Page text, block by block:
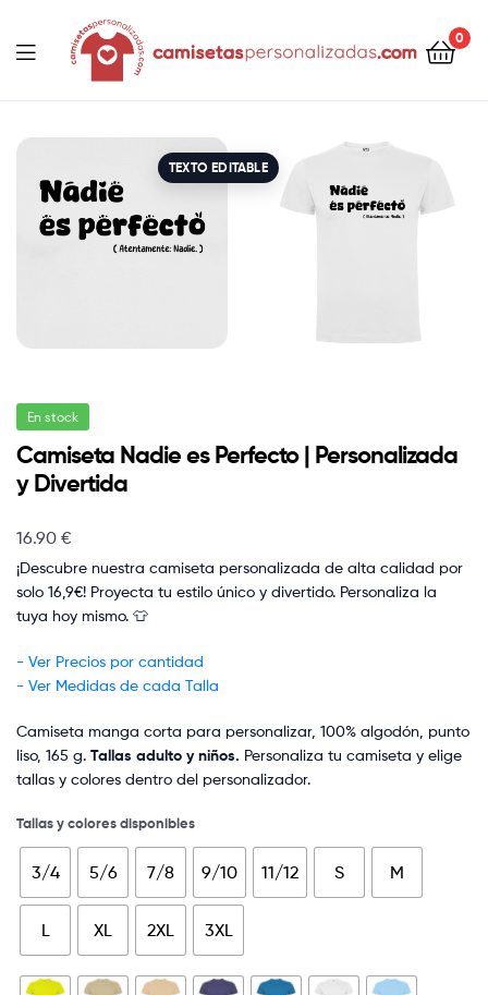
Camisetaspersonalizadas.com
0
TEXTO EDITABLE
En stock
Camiseta Nadie es Perfecto | Personalizada
y Divertida
16.90 €
¡Descubre nuestra camiseta personalizada de alta calidad por
solo 16,9€! Proyecta tu estilo único y divertido. Personaliza la
tuya hoy mismo. 👕
- Ver Precios por cantidad
- Ver Medidas de cada Talla
Camiseta manga corta para personalizar, 100% algodón, punto
liso, 165 g. Tallas adulto y niños. Personaliza tu camiseta y elige
tallas y colores dentro del personalizador.
Tallas y colores disponibles
3/4 5/6 7/8 9/10 11/12 S M
L XL 2XL 3XL